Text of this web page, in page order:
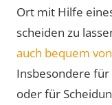
Ort mit Hilfe
scheiden zu
auch bequem
Insbesondere
oder für